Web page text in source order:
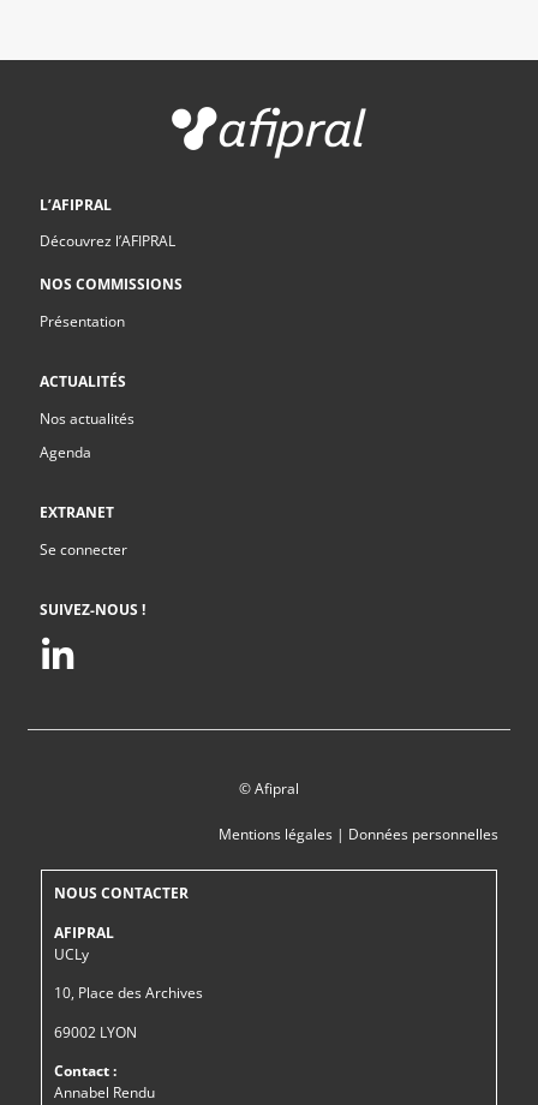
L’AFIPRAL
Découvrez l’AFIPRAL
NOS COMMISSIONS
Présentation
ACTUALITÉS
Nos actualités
Agenda
EXTRANET
Se connecter
SUIVEZ-NOUS !
© Afipral
Mentions légales| Données personnelles
NOUS CONTACTER
AFIPRAL
UCLy
10, Place des Archives
69002 LYON
Contact :
Annabel Rendu